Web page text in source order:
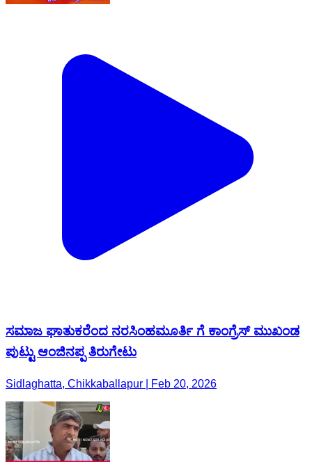
ಸಮಾಜ ಘಾತುಕರೆಂದ ನರಸಿಂಹಮೂರ್ತಿ ಗೆ ಕಾಂಗ್ರೆಸ್ ಮುಖಂಡ
ಪುಟ್ಟು ಆಂಜಿನಪ್ಪ ತಿರುಗೇಟು
Sidlaghatta, Chikkaballapur | Feb 20, 2026